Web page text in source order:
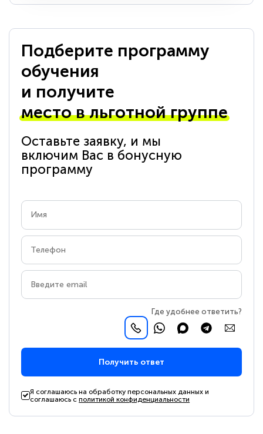
Подберите программу
обучения
и получите
место в льготной группе
Оставьте заявку, и мы
включим Вас в бонусную
программу
Где удобнее ответить?
Получить ответ
Я соглашаюсь на обработку персональных данных и
соглашаюсь сполитикой конфиденциальности